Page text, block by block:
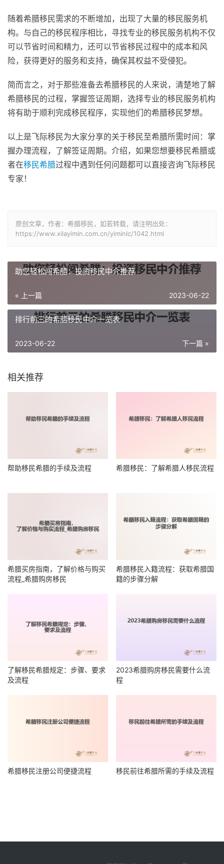
随着希腊移民需求的不断增加，出现了大量的移民服务机
构。与自己的移民程序相比，寻找专业的移民服务机构不仅
可以节省时间和精力，还可以节省移民过程中的成本和风
险，获得更好的服务和支持，确保其权益不受侵犯。
简而言之，对于那些准备去希腊移民的人来说，清楚地了解
希腊移民的过程，掌握签证周期，选择专业的移民服务机构
将有助于顺利完成移民程序，实现他们的希腊移民梦想。
以上是飞际移民为大家分享的关于移民至希腊所需时间：掌
握办理流程，了解签证周期。介绍，如果您想要移民希腊或
者在移民希腊过程中遇到任何问题都可以直接咨询飞际移民
专家！
原创文章，作者：希腊移民，如若转载，请注明出处：
https://www.xilayimin.com.cn/yiminlc/1042.html
助您轻松闯希腊：投资移民中介推荐
« 上一篇 2023-06-22
排行前三的希腊移民中介一览表
下一篇 »
2023-06-22
相关推荐
帮助移民希腊的手续及流程 希腊移民：了解希腊人移民流程
希腊买房指南，了解价格与购买
流程_希腊购房移民
希腊移民入籍流程：获取希腊国
籍的步骤分解
了解移民希腊规定：步骤、要求
及流程
2023希腊购房移民需要什么流
程
希腊移民注册公司便捷流程 移民前往希腊所需的手续及流程